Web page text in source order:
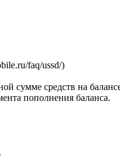
faq/ussd/)
средств на
пополнения баланса.